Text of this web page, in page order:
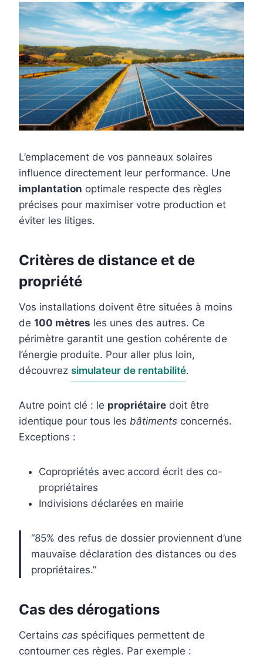
L’emplacement de vos panneaux solaires
influence directement leur performance. Une
implantation optimale respecte des règles
précises pour maximiser votre production et
éviter les litiges.
Critères de distance et de
propriété
Vos installations doivent être situées à moins
de 100 mètres les unes des autres. Ce
périmètre garantit une gestion cohérente de
l’énergie produite. Pour aller plus loin,
découvrez simulateur de rentabilité.
Autre point clé : le propriétaire doit être
identique pour tous les bâtiments concernés.
Exceptions :
Copropriétés avec accord écrit des co-
propriétaires
Indivisions déclarées en mairie
“85% des refus de dossier proviennent d’une
mauvaise déclaration des distances ou des
propriétaires.”
Cas des dérogations
Certains cas spécifiques permettent de
contourner ces règles. Par exemple :